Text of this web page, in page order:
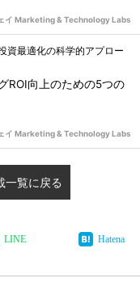
イ Marketing & Technology Labs
資最適化の科学的アプロー
ROI向上のための5つの
イ Marketing & Technology Labs
一覧に戻る
LINE Hatena